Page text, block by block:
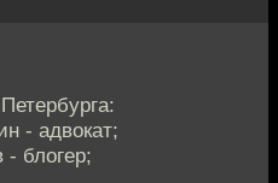
- адвокат;
блогер;